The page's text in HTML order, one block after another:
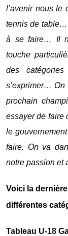
l’avenir nous le
tennis de table…
à se faire… Il
touche
des
s’exprimer… On
prochain
essayer de faire
le
faire. On va
notre passion et
Voici la
différentes
Tableau U-18